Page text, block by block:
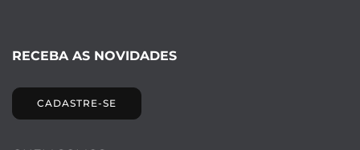
RECEBA AS NOVIDADES
CADASTRE-SE